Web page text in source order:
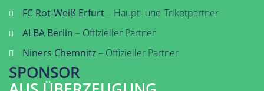
FC Rot-Weiß Erfurt– Haupt- und Trikotpartner
ALBA Berlin – Offizieller Partner
Niners Chemnitz– Offizieller Partner
SPONSOR